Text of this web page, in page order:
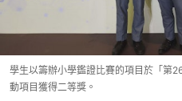
學生以籌辦小學鑑證比賽的項目於「第
動項目獲得二等獎。